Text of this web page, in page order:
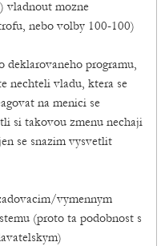
vladnout mozne
nebo volby 100-100)
deklarovaneho programu,
nechteli vladu, ktera se
na menici se
si takovou zmenu nechaji
se snazim vysvetlit
vymennym
(proto ta podobnost s